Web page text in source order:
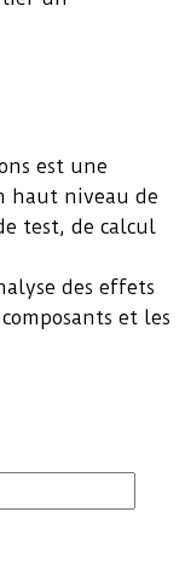
est une
haut niveau de
test, de calcul
des effets
et les